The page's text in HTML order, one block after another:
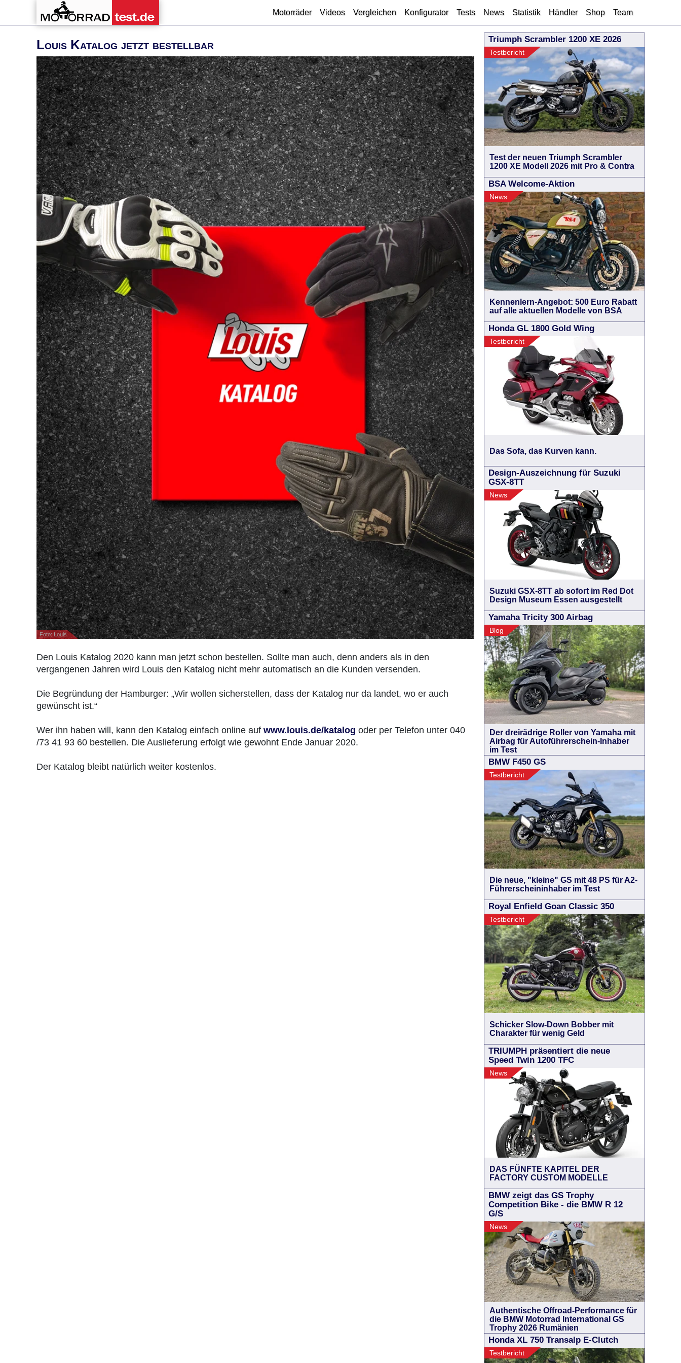
Motorräder Videos Vergleichen Konfigurator Tests News Statistik Händler Shop Team
Louis Katalog jetzt bestellbar
Foto: Louis
Den Louis Katalog 2020 kann man jetzt schon bestellen. Sollte man auch, denn anders als in den
vergangenen Jahren wird Louis den Katalog nicht mehr automatisch an die Kunden versenden.
Die Begründung der Hamburger: „Wir wollen sicherstellen, dass der Katalog nur da landet, wo er auch
gewünscht ist.“
Wer ihn haben will, kann den Katalog einfach online auf www.louis.de/katalog oder per Telefon unter 040
/73 41 93 60 bestellen. Die Auslieferung erfolgt wie gewohnt Ende Januar 2020.
Der Katalog bleibt natürlich weiter kostenlos.
Triumph Scrambler 1200 XE 2026
Testbericht
Test der neuen Triumph Scrambler
1200 XE Modell 2026 mit Pro & Contra
BSA Welcome-Aktion
News
Kennenlern-Angebot: 500 Euro Rabatt
auf alle aktuellen Modelle von BSA
Honda GL 1800 Gold Wing
Testbericht
Das Sofa, das Kurven kann.
Design-Auszeichnung für Suzuki
GSX-8TT
News
Suzuki GSX-8TT ab sofort im Red Dot
Design Museum Essen ausgestellt
Yamaha Tricity 300 Airbag
Blog
Der dreirädrige Roller von Yamaha mit
Airbag für Autoführerschein-Inhaber
im Test
BMW F450 GS
Testbericht
Die neue, "kleine" GS mit 48 PS für A2-
Führerscheininhaber im Test
Royal Enfield Goan Classic 350
Testbericht
Schicker Slow-Down Bobber mit
Charakter für wenig Geld
TRIUMPH präsentiert die neue
Speed Twin 1200 TFC
News
DAS FÜNFTE KAPITEL DER
FACTORY CUSTOM MODELLE
BMW zeigt das GS Trophy
Competition Bike - die BMW R 12
G/S
News
Authentische Offroad-Performance für
die BMW Motorrad International GS
Trophy 2026 Rumänien
Honda XL 750 Transalp E-Clutch
Testbericht